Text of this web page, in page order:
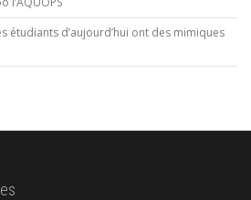
étudiants d’aujourd’hui ont des mimiques